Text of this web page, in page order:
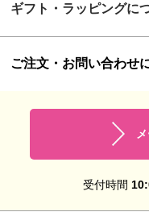
ギフト・ラッピングに
ご注文・お問い合わせ
受付時間